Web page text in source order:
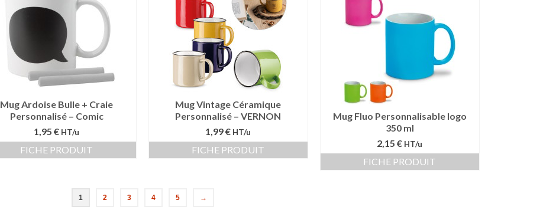
Mug Ardoise Bulle + Craie
Personnalisé – Comic
1,95 € HT/u
FICHE PRODUIT
Mug Vintage Céramique
Personnalisé – VERNON
1,99 € HT/u
FICHE PRODUIT
Mug Fluo Personnalisable logo
350 ml
2,15 € HT/u
FICHE PRODUIT
1 2 3 4 5 →